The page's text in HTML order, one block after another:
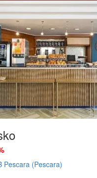
Pescara (Pescara)